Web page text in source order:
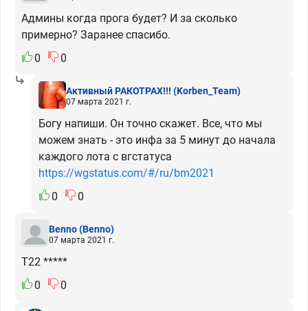
Админы когда прога будет? И за сколько
примерно? Заранее спасибо.
0
0
Активный РАКОТРАХ!!! (Korben_Team)
07 марта 2021 г.
Богу напиши. Он точно скажет. Все, что мы
можем знать - это инфа за 5 минут до начала
каждого лота с вгстатуса
https://wgstatus.com/#/ru/bm2021
0
0
Benno(Benno)
07 марта 2021 г.
Т22 *****
0
0